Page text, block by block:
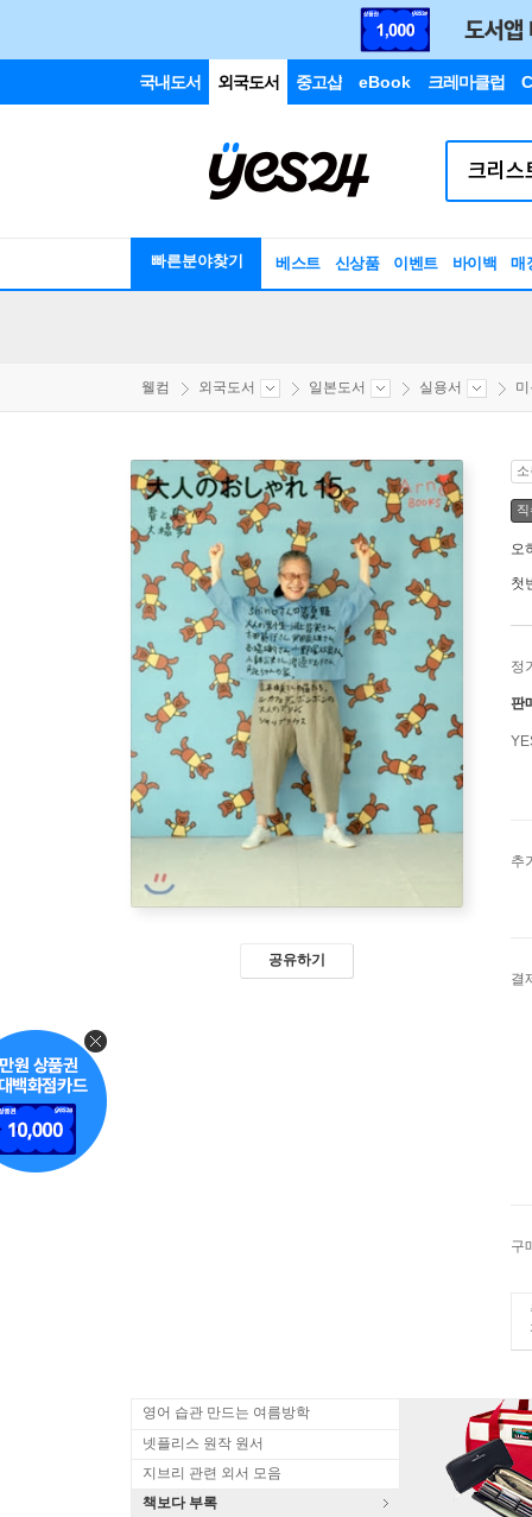
국내도서 외국도서 중고샵 eBook 크레마클럽
빠른분야찾기 베스트 신상품 이벤트 바이백 매
웰컴 외국도서 일본도서 실용서
공유하기
오
첫
정
판
추
결
구
영어 습관 만드는 여름방학
넷플리스 원작 원서
지브리 관련 외서 모음
책보다 부록